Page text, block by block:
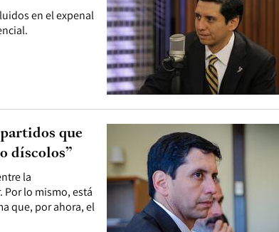
en el expenal
la
Por lo mismo, está
que, por ahora, el
que
díscolos”